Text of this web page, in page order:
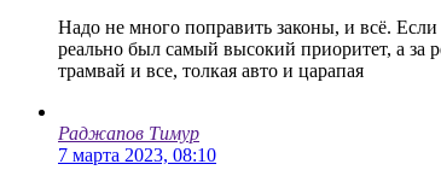
Надо не много поправить законы, и всё.
реально был самый высокий приоритет, а за
трамвай и все, толкая авто и царапая
Раджапов Тимур
7 марта 2023, 08:10